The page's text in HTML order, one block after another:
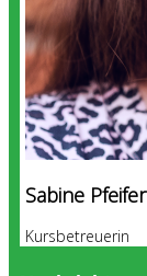
Sabine Pfeifer
Kursbetreuerin